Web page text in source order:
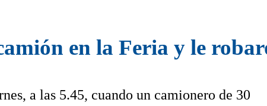
en la Feria y le
a las 5.45, cuando un camionero de 30